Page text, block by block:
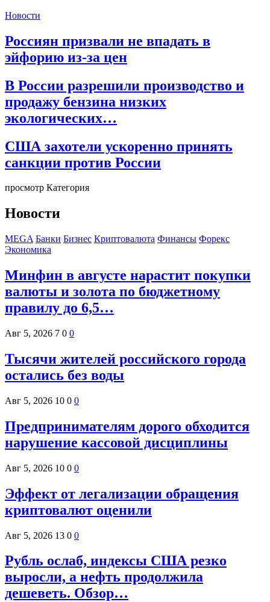
Новости
Россиян призвали не впадать в
эйфорию из-за цен
В России разрешили производство и
продажу бензина низких
экологических…
США захотели ускоренно принять
санкции против России
просмотр Категория
Новости
MEGA Банки Бизнес Криптовалюта Финансы Форекс
Экономика
Минфин в августе нарастит покупки
валюты и золота по бюджетному
правилу до 6,5…
Авг 5, 2026 7 0 0
Тысячи жителей российского города
остались без воды
Авг 5, 2026 10 0 0
Предпринимателям дорого обходится
нарушение кассовой дисциплины
Авг 5, 2026 10 0 0
Эффект от легализации обращения
криптовалют оценили
Авг 5, 2026 13 0 0
Рубль ослаб, индексы США резко
выросли, а нефть продолжила
дешеветь. Обзор…